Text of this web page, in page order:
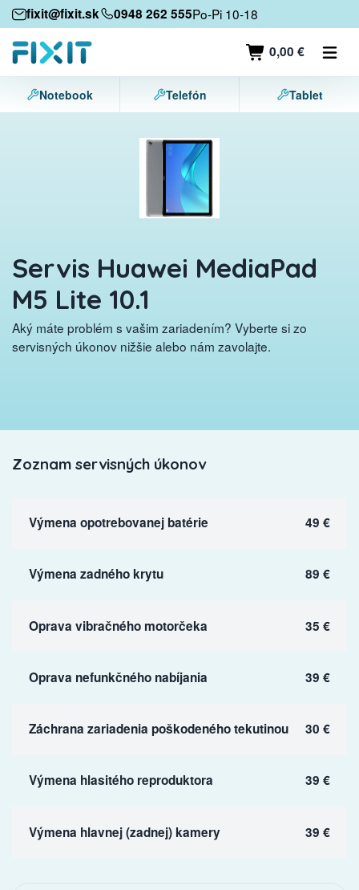
fixit@fixit.sk 0948 262 555Po-Pi 10-18
0,00 €
Mobilné zariadenia
Mobilné telefóny
Tablety
Kontakt
Notebook Telefón Tablet
Servis Huawei MediaPad
M5 Lite 10.1
Aký máte problém s vašim zariadením? Vyberte si zo
servisných úkonov nižšie alebo nám zavolajte.
Zoznam servisných úkonov
Výmena opotrebovanej batérie 49 €
Výmena zadného krytu 89 €
Oprava vibračného motorčeka 35 €
Oprava nefunkčného nabíjania 39 €
Záchrana zariadenia poškodeného tekutinou 30 €
Výmena hlasitého reproduktora 39 €
Výmena hlavnej (zadnej) kamery 39 €